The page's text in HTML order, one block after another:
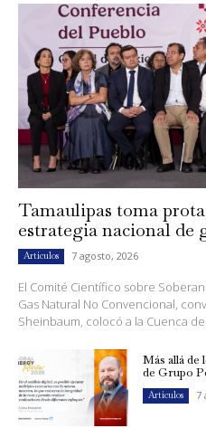
Tamaulipas toma
estrategia nacional de
Artículos 7 agosto, 2026
El Comité Científico sobre
Gas Natural No Convencional,
Sheinbaum, colocó a la Cuenca de...
Más allá
de Grupo
Artículos 7